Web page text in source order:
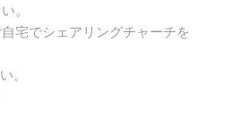
。
宅でシェアリングチャーチを
。